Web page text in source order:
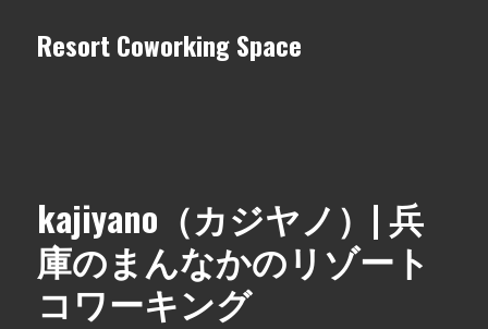
Resort Coworking Space
kajiyano（カジヤノ）| 兵
庫のまんなかのリゾート
コワーキング